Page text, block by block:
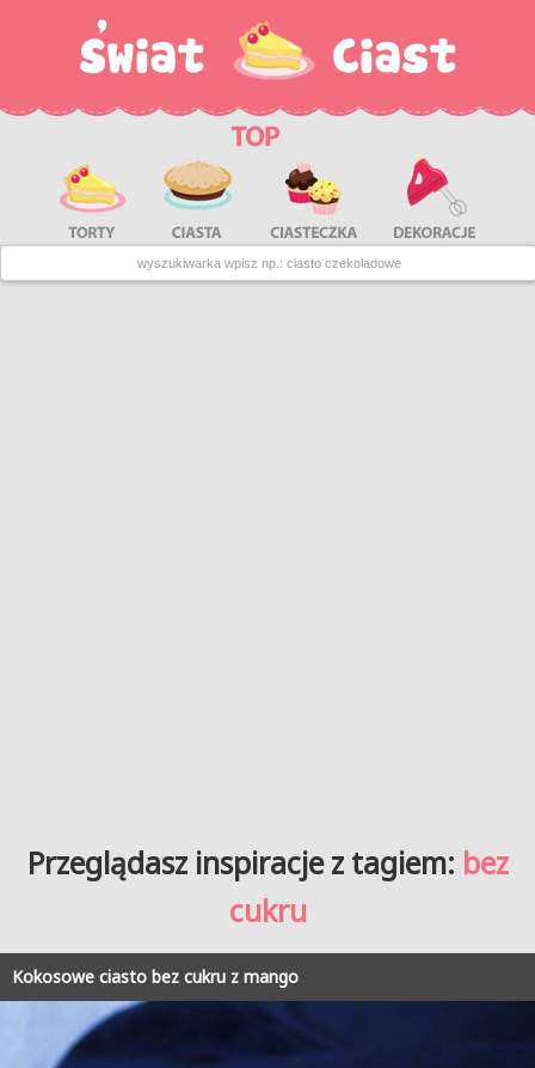
Przeglądasz inspiracje z tagiem: bez
cukru
Kokosowe ciasto bez cukru z mango